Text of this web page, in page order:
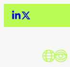
Saltar
contenido